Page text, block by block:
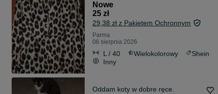
Nowe
25 zł
29,38 zł z Pakietem Ochronnym
Parma
06 sierpnia 2026
L / 40 Wielokolorowy
Shein
Inny
Oddam koty w dobre ręce.